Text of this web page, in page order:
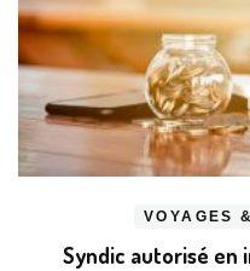
VOYAGES
Syndic autorisé en